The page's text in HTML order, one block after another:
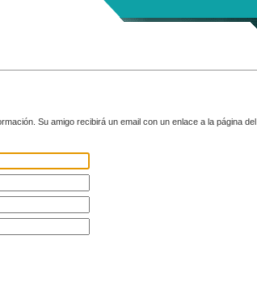
Su amigo recibirá un email con un enlace a la página del